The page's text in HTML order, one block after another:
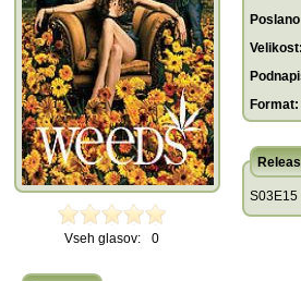
Vseh glasov: 0
Format:
S03E15